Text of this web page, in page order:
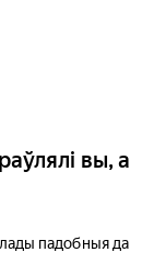
вы, а
падобныя да